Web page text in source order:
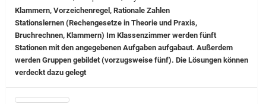
Klammern, Vorzeichenregel, Rationale Zahlen
Stationslernen (Rechengesetze in Theorie und Praxis,
Bruchrechnen, Klammern) Im Klassenzimmer werden fünft
Stationen mit den angegebenen Aufgaben aufgabaut. Außerdem
werden Gruppen gebildet (vorzugsweise fünf). Die Lösungen können
verdeckt dazu gelegt